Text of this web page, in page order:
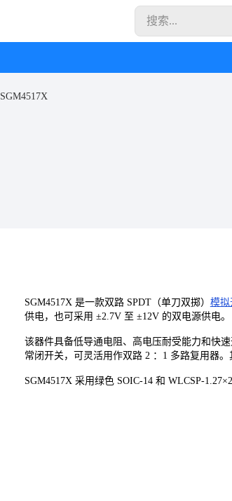
SGM4517X
SGM4517X 是一款双路 SPDT（单刀双掷） 模拟
供电，也可采用 ±2.7V 至 ±12V 的双电源供电。
该器件具备低导通电阻、高电压耐受能力和快
常闭开关，可灵活用作双路 2 ：1 多路复用器
SGM4517X 采用绿色 SOIC-14 和 WLCSP-